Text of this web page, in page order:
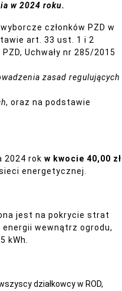
w 2024 roku.
członków PZD w
art. 33 ust. 1 i 2
Uchwały nr 285/2015
zasad regulujących
, oraz na podstawie
2024 rok w kwocie 40,00 zł
energetycznej.
jest na pokrycie strat
wewnątrz ogrodu,
kWh.
działkowcy w ROD,